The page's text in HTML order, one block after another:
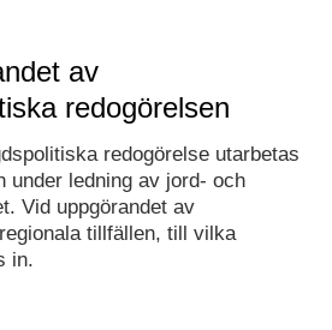
av
redogörelsen
redogörelse utarbetas
under ledning av jord- och
Vid uppgörandet av
tillfällen, till vilka
in.